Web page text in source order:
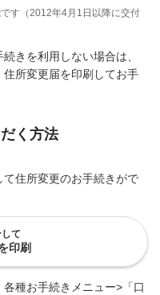
す（2012年4月1日以降に交付
きを利用しない場合は、
所変更届を印刷してお手
く方法
住所変更のお手続きがで
て
印刷
種お手続きメニュー>「口